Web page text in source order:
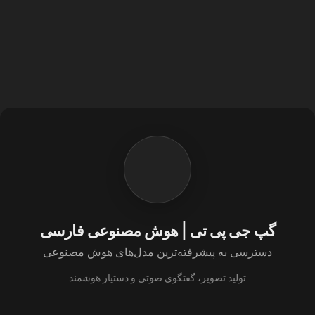
گپ جی پی تی | هوش مصنوعی فارسی
دسترسی به پیشرفته‌ترین مدل‌های هوش مصنوعی
تولید تصویر، گفتگوی صوتی و دستیار هوشمند